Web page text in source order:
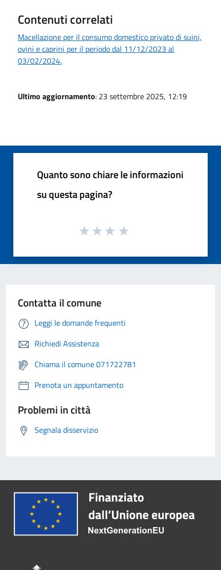
Contenuti correlati
Macellazione per il consumo domestico privato di suini,
ovini e caprini per il periodo dal 11/12/2023 al
03/02/2024.
Ultimo aggiornamento: 23 settembre 2025, 12:19
Quanto sono chiare le informazioni
su questa pagina?
Contatta il comune
Leggi le domande frequenti
Richiedi Assistenza
Chiama il comune 071722781
Prenota un appuntamento
Problemi in città
Segnala disservizio